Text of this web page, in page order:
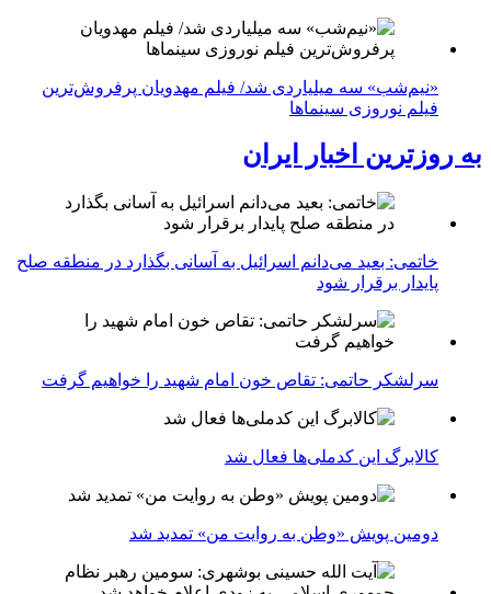
«نیم‌شب» سه میلیاردی شد/ فیلم مهدویان پرفروش‌ترین
فیلم نوروزی سینماها
به روزترین اخبار ایران
خاتمی: بعید می‌دانم اسرائیل به آسانی بگذارد در منطقه صلح
پایدار برقرار شود
سرلشکر حاتمی: تقاص خون امام شهید را خواهیم گرفت
کالابرگ این کدملی‌ها فعال شد
دومین پویش «وطن به روایت من» تمدید شد